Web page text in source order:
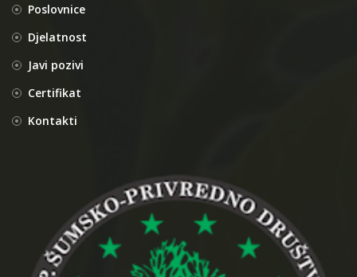
Poslovnice
Djelatnost
Javi pozivi
Certifikat
Kontakti